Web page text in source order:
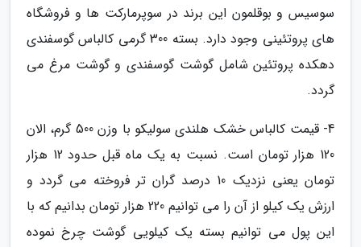
سوسیس و بوقلمون این برند در سوپرمارکت ها و فروشگاه
های پروتئینی وجود دارد. بسته 300 گرمی کالباس گوسفندی
دهکده پروتئین شامل گوشت گوسفندی و گوشت مرغ می
گردد.
4- قیمت کالباس خشک هلندی سولیکو با وزن 500 گرم، الان
120 هزار تومان است. نسبت به یک ماه قبل حدود 12 هزار
تومان یعنی نزدیک 10 درصد گران تر فروخته می گردد و
ارزش یک کیلو از آن را می توانیم 220 هزار تومان بدانیم که با
این پول می توانیم بسته یک کیلویی گوشت چرخ نموده